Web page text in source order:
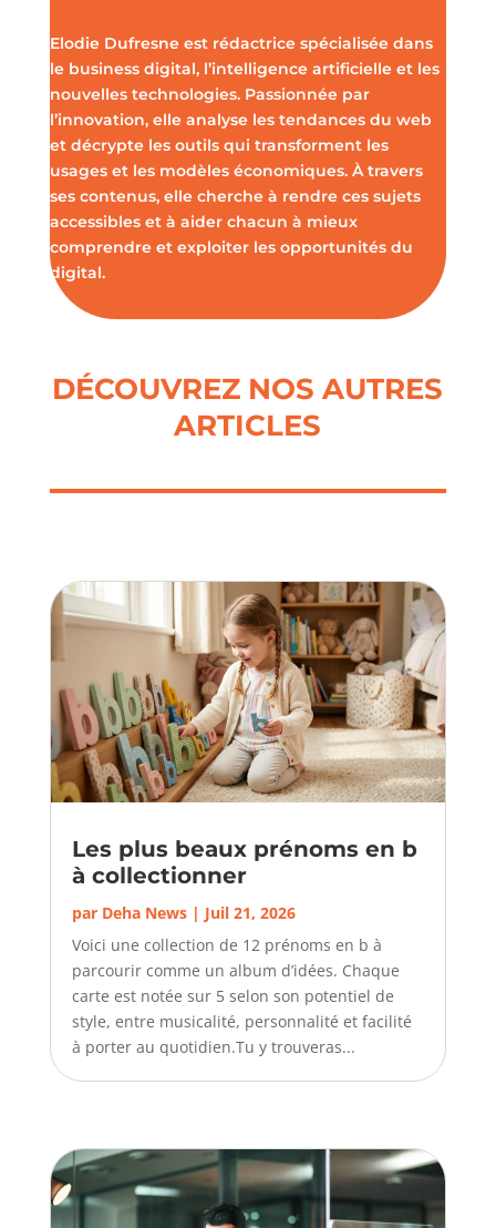
Elodie Dufresne est rédactrice spécialisée dans
le business digital, l’intelligence artificielle et les
nouvelles technologies. Passionnée par
l’innovation, elle analyse les tendances du web
et décrypte les outils qui transforment les
usages et les modèles économiques. À travers
ses contenus, elle cherche à rendre ces sujets
accessibles et à aider chacun à mieux
comprendre et exploiter les opportunités du
digital.
DÉCOUVREZ NOS AUTRES
ARTICLES
Les plus beaux prénoms en b
à collectionner
par Deha News| Juil 21, 2026
Voici une collection de 12 prénoms en b à
parcourir comme un album d’idées. Chaque
carte est notée sur 5 selon son potentiel de
style, entre musicalité, personnalité et facilité
à porter au quotidien.Tu y trouveras...